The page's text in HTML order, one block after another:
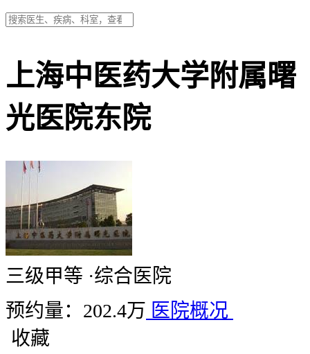
上海中医药大学附属曙
光医院东院
三级甲等 ·综合医院
预约量：202.4万 医院概况
收藏